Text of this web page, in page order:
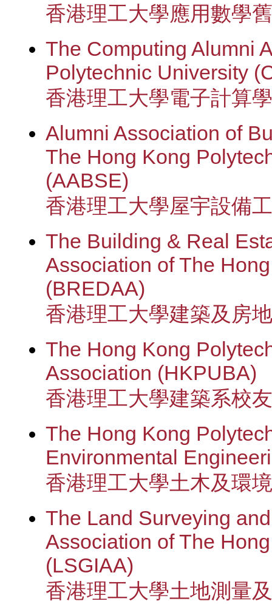
香港理工大學應用數學
The Computing Alumni
Polytechnic University
香港理工大學電子計算
Alumni Association of
The Hong Kong
(AABSE)
香港理工大學屋宇設備
The Building & Real
Association of The
(BREDAA)
香港理工大學建築及房
The Hong Kong
Association (HKPUBA)
香港理工大學建築系校
The Hong Kong
Environmental
香港理工大學土木及環
The Land Surveying
Association of The
(LSGIAA)
香港理工大學土地測量